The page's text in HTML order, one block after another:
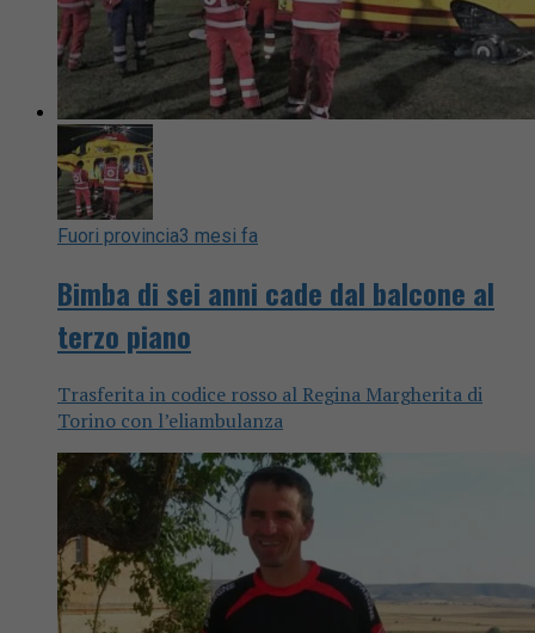
Fuori provincia3 mesi fa
Bimba di sei anni cade dal balcone al
terzo piano
Trasferita in codice rosso al Regina Margherita di
Torino con l’eliambulanza